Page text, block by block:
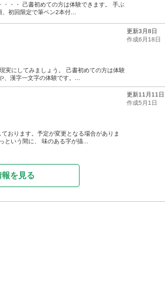
・ 己書初めての方は体験できます。 手ぶ
初回限定で筆ペン2本付...
実にしてみましょう。 己書初めての方は体験
漢字一文字の体験です。...
更新3月8日
作成6月18日
おります。予定が変更となる場合がありま
いう間に、 味のある字が描...
更新11月11日
作成5月1日
を見る